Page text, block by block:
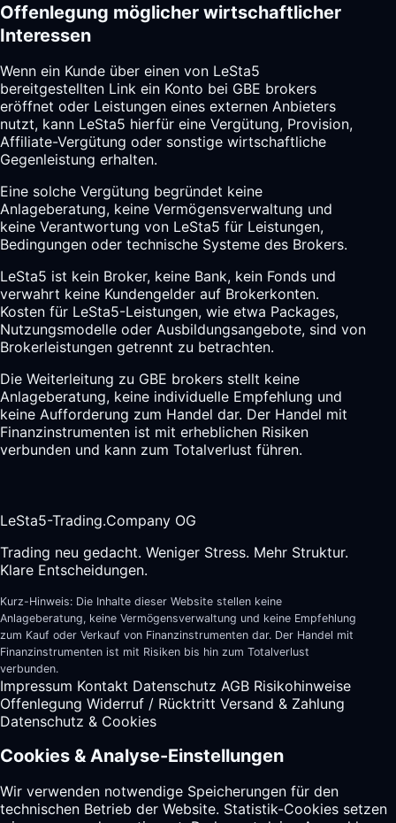
Offenlegung möglicher wirtschaftlicher
Interessen
Wenn ein Kunde über einen von LeSta5
bereitgestellten Link ein Konto bei GBE brokers
eröffnet oder Leistungen eines externen Anbieters
nutzt, kann LeSta5 hierfür eine Vergütung, Provision,
Affiliate-Vergütung oder sonstige wirtschaftliche
Gegenleistung erhalten.
Eine solche Vergütung begründet keine
Anlageberatung, keine Vermögensverwaltung und
keine Verantwortung von LeSta5 für Leistungen,
Bedingungen oder technische Systeme des Brokers.
LeSta5 ist kein Broker, keine Bank, kein Fonds und
verwahrt keine Kundengelder auf Brokerkonten.
Kosten für LeSta5-Leistungen, wie etwa Packages,
Nutzungsmodelle oder Ausbildungsangebote, sind von
Brokerleistungen getrennt zu betrachten.
Die Weiterleitung zu GBE brokers stellt keine
Anlageberatung, keine individuelle Empfehlung und
keine Aufforderung zum Handel dar. Der Handel mit
Finanzinstrumenten ist mit erheblichen Risiken
verbunden und kann zum Totalverlust führen.
LeSta5-Trading.Company OG
Trading neu gedacht. Weniger Stress. Mehr Struktur.
Klare Entscheidungen.
Kurz-Hinweis: Die Inhalte dieser Website stellen keine
Anlageberatung, keine Vermögensverwaltung und keine Empfehlung
zum Kauf oder Verkauf von Finanzinstrumenten dar. Der Handel mit
Finanzinstrumenten ist mit Risiken bis hin zum Totalverlust
verbunden.
Impressum Kontakt Datenschutz AGB Risikohinweise
Offenlegung Widerruf / Rücktritt Versand & Zahlung
Datenschutz & Cookies
Cookies & Analyse-Einstellungen
Wir verwenden notwendige Speicherungen für den
technischen Betrieb der Website. Statistik-Cookies setzen